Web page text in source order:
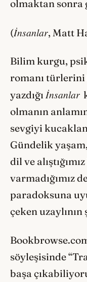
olmaktan sonra
(İnsanlar, Matt
Bilim kurgu,
romanı
yazdığı İnsanlar
olmanın
sevgiyi
Gündelik
dil ve
varmadığımız
paradoksuna
çeken uzaylının
söyleşisinde
başa